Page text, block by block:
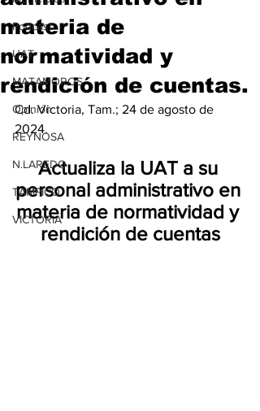
Podcast
UAT
MATAMOROS
Opinión
REYNOSA
N.LAREDO
TAMPICO
VICTORIA
materia de
normatividad y
rendición de cuentas.
Cd. Victoria, Tam.; 24 de agosto de
2024.
Actualiza la UAT a su
personal administrativo en
materia de normatividad y
rendición de cuentas